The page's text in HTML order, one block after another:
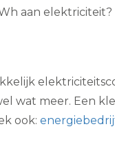
aan
wat meer. Een
ook: